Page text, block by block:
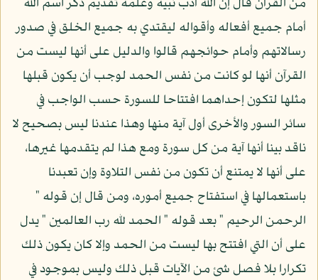
من القرآن قال إن الله أدب نبيه وعلمه تقديم ذكر اسم الله
أمام جميع أفعاله وأقواله ليقتدي به جميع الخلق في صدور
رسالاتهم وأمام حوائجهم قالوا والدليل على أنها ليست من
القرآن أنها لو كانت من نفس الحمد لوجب أن يكون قبلها
مثلها لتكون إحداهما افتتاحا للسورة حسب الواجب في
سائر السور والأخرى أول آية منها وهذا عندنا ليس بصحيح لا
ناقد بينا أنها آية من كل سورة ومع هذا لم يتقدمها غيرها،
على أنها لا يمتنع أن تكون من نفس التلاوة وإن تعبدنا
باستعمالها في استفتاح جميع أموره، ومن قال إن قوله "
الرحمن الرحيم " بعد قوله " الحمد لله رب العالمين " يدل
على أن التي افتتح بها ليست من الحمد وإلا كان يكون ذلك
تكرارا بلا فصل شئ من الآيات قبل ذلك وليس بموجود في